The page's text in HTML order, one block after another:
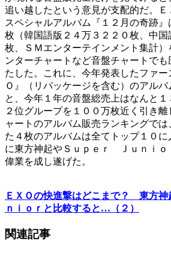
追い越したという意見が支配的だ。
スペシャルアルバム『１２月の奇跡
枚（韓国語版２４万３２２０枚、中国
枚、ＳＭエンターテインメント集計
ンターチャートなど音盤チャートで
たした。これに、今年発表したファー
Ｏ』（リパッケージを含む）のアル
と、今年１年の音盤総売上はなんと１
２位グループを１００万枚近く引き
ャートのアルバム販売ランキングで
た４枚のアルバムは全てトップ１０
に東方神起やＳｕｐｅｒ Ｊｕｎｉｏ
偉業を成し遂げた。
ＥＸＯの快進撃はどこまで？ 東方
ｎｉｏｒと比較すると…（２）
関連記事